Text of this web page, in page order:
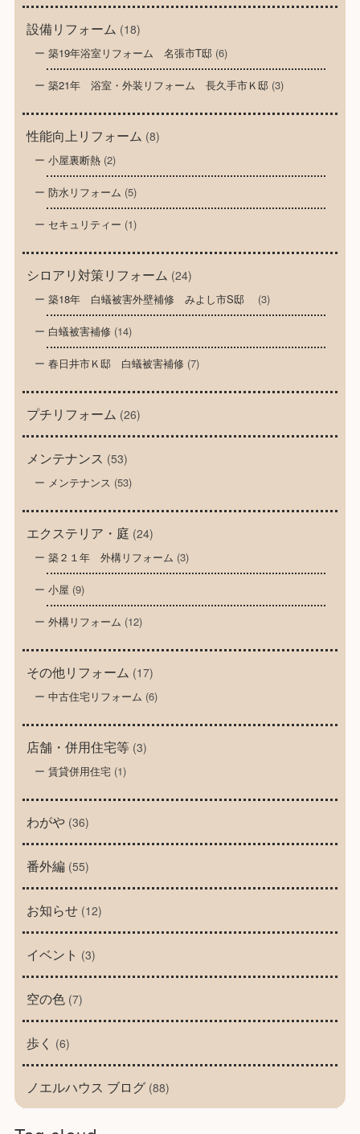
設備リフォーム (18)
築19年浴室リフォーム 名張市T邸(6)
築21年 浴室・外装リフォーム 長久手市Ｋ邸(3)
性能向上リフォーム (8)
小屋裏断熱(2)
防水リフォーム (5)
セキュリティー (1)
シロアリ対策リフォーム (24)
築18年 白蟻被害外壁補修 みよし市S邸 (3)
白蟻被害補修(14)
春日井市Ｋ邸 白蟻被害補修(7)
プチリフォーム (26)
メンテナンス (53)
メンテナンス (53)
エクステリア・庭 (24)
築２１年 外構リフォーム (3)
小屋 (9)
外構リフォーム (12)
その他リフォーム (17)
中古住宅リフォーム (6)
店舗・併用住宅等(3)
賃貸併用住宅(1)
わがや(36)
番外編 (55)
お知らせ(12)
イベント (3)
空の色(7)
歩く (6)
ノエルハウス ブログ(88)